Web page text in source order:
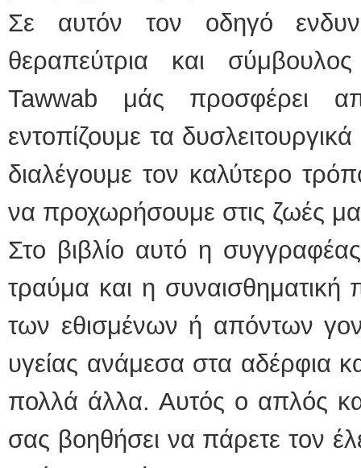
Σε αυτόν τον οδηγό
θεραπεύτρια και
Tawwab μάς προσφέρει
εντοπίζουμε τα
διαλέγουμε τον καλύτερο
να προχωρήσουμε στις ζωές
Στο βιβλίο αυτό η
τραύμα και η
των εθισμένων ή απόντων
υγείας ανάμεσα στα αδέρφια
πολλά άλλα. Αυτός ο απλός
σας βοηθήσει να πάρετε τον